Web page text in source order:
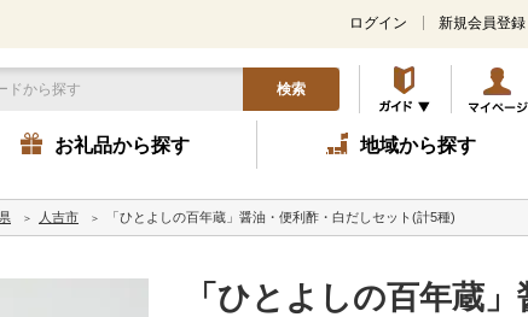
ログイン 新規会員登録
検索
お礼品から探す 地域から探す
人吉市 「ひとよしの百年蔵」醤油・便利酢・白だしセット(計5種)
「ひとよしの百年蔵